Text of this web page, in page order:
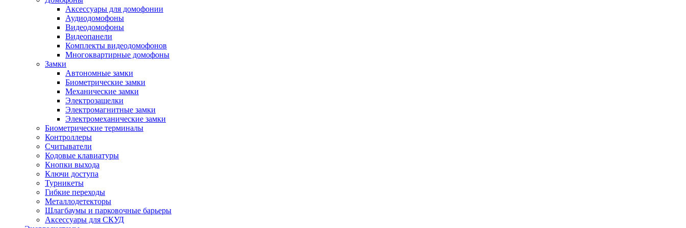
Аксессуары для домофонии
Аудиодомофоны
Видеодомофоны
Видеопанели
Комплекты видеодомофонов
Многоквартирные домофоны
Замки
Автономные замки
Биометрические замки
Механические замки
Электрозащелки
Электромагнитные замки
Электромеханические замки
Биометрические терминалы
Контроллеры
Считыватели
Кодовые клавиатуры
Кнопки выхода
Ключи доступа
Турникеты
Гибкие переходы
Металлодетекторы
Шлагбаумы и парковочные барьеры
Аксессуары для СКУД